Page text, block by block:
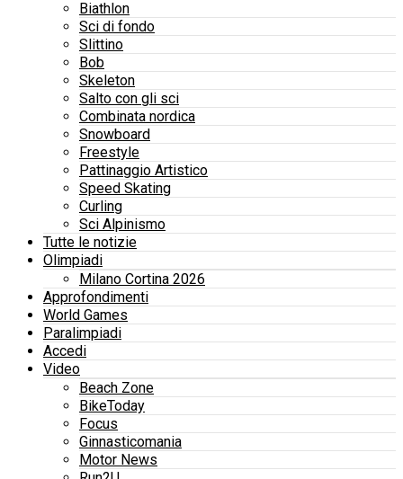
Biathlon
Sci di fondo
Slittino
Bob
Skeleton
Salto con gli sci
Combinata nordica
Snowboard
Freestyle
Pattinaggio Artistico
Speed Skating
Curling
Sci Alpinismo
Tutte le notizie
Olimpiadi
Milano Cortina 2026
Approfondimenti
World Games
Paralimpiadi
Accedi
Video
Beach Zone
BikeToday
Focus
Ginnasticomania
Motor News